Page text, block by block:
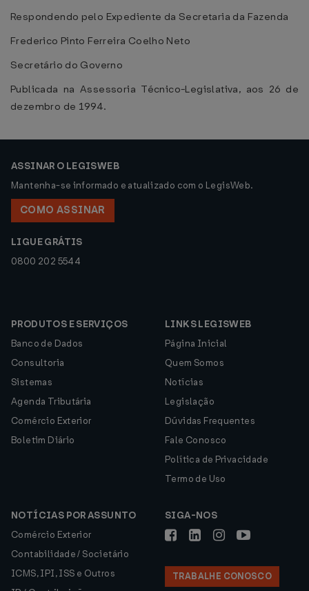
Respondendo pelo Expediente da Secretaria da Fazenda
Frederico Pinto Ferreira Coelho Neto
Secretário do Governo
Publicada na Assessoria Técnico-Legislativa, aos 26 de
dezembro de 1994.
ASSINAR O LEGISWEB
Mantenha-se informado e atualizado com o LegisWeb.
COMO ASSINAR
LIGUE GRÁTIS
0800 202 5544
PRODUTOS E SERVIÇOS
Banco de Dados
Consultoria
Sistemas
Agenda Tributária
Comércio Exterior
Boletim Diário
LINKS LEGISWEB
Página Inicial
Quem Somos
Notícias
Legislação
Dúvidas Frequentes
Fale Conosco
Política de Privacidade
Termo de Uso
NOTÍCIAS POR ASSUNTO
Comércio Exterior
Contabilidade / Societário
ICMS, IPI, ISS e Outros
SIGA-NOS
TRABALHE CONOSCO